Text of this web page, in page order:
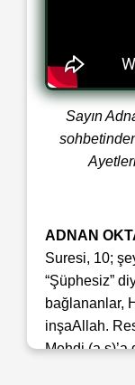
Sayın
ADNAN
Suresi, 10;
“Şüphesiz”
bağlananlar,
inşaAllah.
Mehdi (a.s)’a